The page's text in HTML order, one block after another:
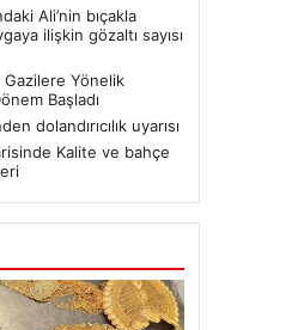
Ali’nin bıçakla
ilişkin gözaltı sayısı
Yönelik
Başladı
dolandırıcılık uyarısı
Kalite ve bahçe